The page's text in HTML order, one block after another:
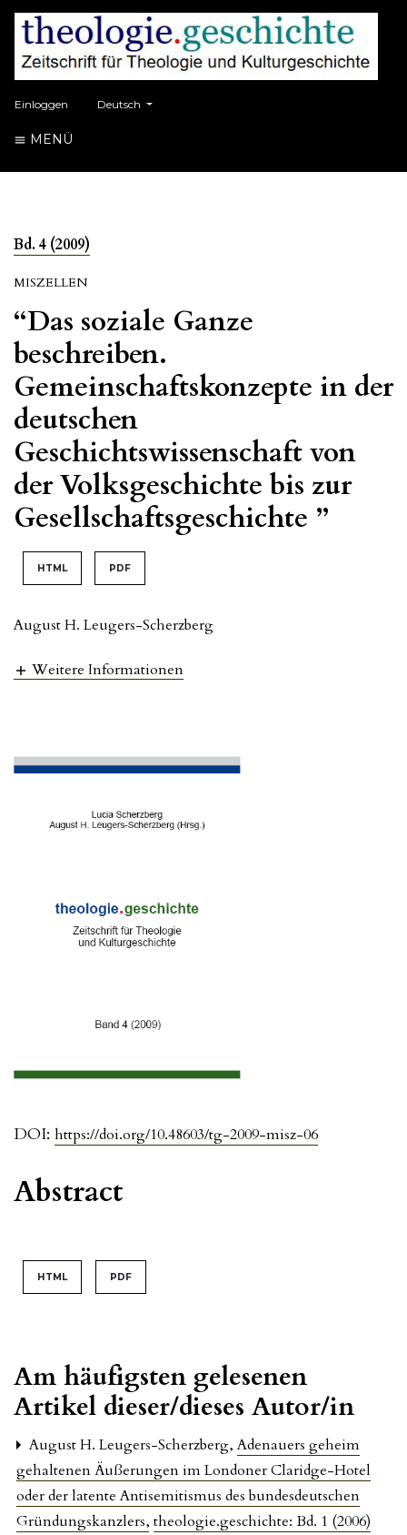
Einloggen ##plugins.themes.healthSciences.language.toggle##
Deutsch
MENÜ
Bd. 4 (2009)
MISZELLEN
“Das soziale Ganze
beschreiben.
Gemeinschaftskonzepte in der
deutschen
Geschichtswissenschaft von
der Volksgeschichte bis zur
Gesellschaftsgeschichte ”
HTML PDF
August H. Leugers-Scherzberg
Weitere Informationen
DOI: https://doi.org/10.48603/tg-2009-misz-06
Abstract
HTML PDF
Am häufigsten gelesenen
Artikel dieser/dieses Autor/in
August H. Leugers-Scherzberg,Adenauers geheim
gehaltenen Äußerungen im Londoner Claridge-Hotel
oder der latente Antisemitismus des bundesdeutschen
Gründungskanzlers, theologie.geschichte: Bd. 1 (2006)